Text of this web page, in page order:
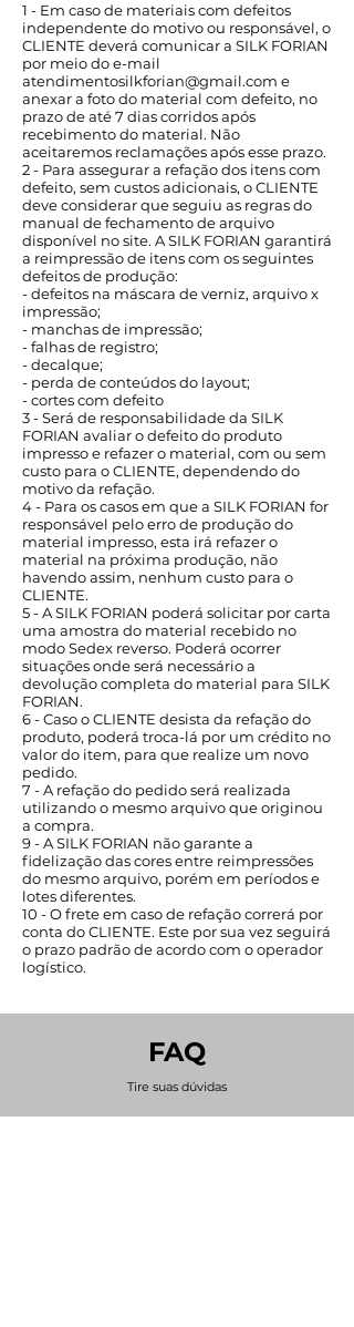
1 - Em caso de materiais com defeitos
independente do motivo ou responsável, o
CLIENTE deverá comunicar a SILK FORIAN
por meio do e-mail
atendimentosilkforian@gmail.com e
anexar a foto do material com defeito, no
prazo de até 7 dias corridos após
recebimento do material. Não
aceitaremos reclamações após esse prazo.
2 - Para assegurar a refação dos itens com
defeito, sem custos adicionais, o CLIENTE
deve considerar que seguiu as regras do
manual de fechamento de arquivo
disponível no site. A SILK FORIAN garantirá
a reimpressão de itens com os seguintes
defeitos de produção:
- defeitos na máscara de verniz, arquivo x
impressão;
- manchas de impressão;
- falhas de registro;
- decalque;
- perda de conteúdos do layout;
- cortes com defeito
3 - Será de responsabilidade da SILK
FORIAN avaliar o defeito do produto
impresso e refazer o material, com ou sem
custo para o CLIENTE, dependendo do
motivo da refação.
4 - Para os casos em que a SILK FORIAN for
responsável pelo erro de produção do
material impresso, esta irá refazer o
material na próxima produção, não
havendo assim, nenhum custo para o
CLIENTE.
5 - A SILK FORIAN poderá solicitar por carta
uma amostra do material recebido no
modo Sedex reverso. Poderá ocorrer
situações onde será necessário a
devolução completa do material para SILK
FORIAN.
6 - Caso o CLIENTE desista da refação do
produto, poderá troca-lá por um crédito no
valor do item, para que realize um novo
pedido.
7 - A refação do pedido será realizada
utilizando o mesmo arquivo que originou
a compra.
9 - A SILK FORIAN não garante a
fidelização das cores entre reimpressões
do mesmo arquivo, porém em períodos e
lotes diferentes.
10 - O frete em caso de refação correrá por
conta do CLIENTE. Este por sua vez seguirá
o prazo padrão de acordo com o operador
logístico.
FAQ
Tire suas dúvidas